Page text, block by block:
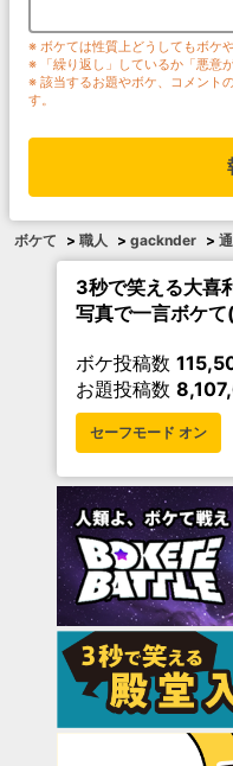
※ ボケては性質上どうしてもボケ
※ 「繰り返し」しているか「悪意
※ 該当するお題やボケ、コメント
す。
ボケて > 職人 > gacknder >
3秒で笑える大喜
写真で一言ボケ
ボケ投稿数
お題投稿数
セーフモード オン